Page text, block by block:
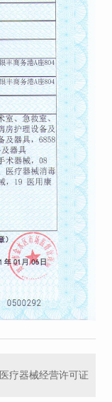
医疗器械经营许可证